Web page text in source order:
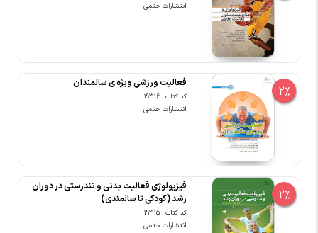
انتشارات حتمی
2%
فعالیت ورزشی ویژه ی سالمندان
کد کتاب : 192116
انتشارات حتمی
2%
فیزیولوژی فعالیت بدنی و تندرستی در دوران
رشد (کودکی تا سالمندی)
کد کتاب : 192115
انتشارات حتمی